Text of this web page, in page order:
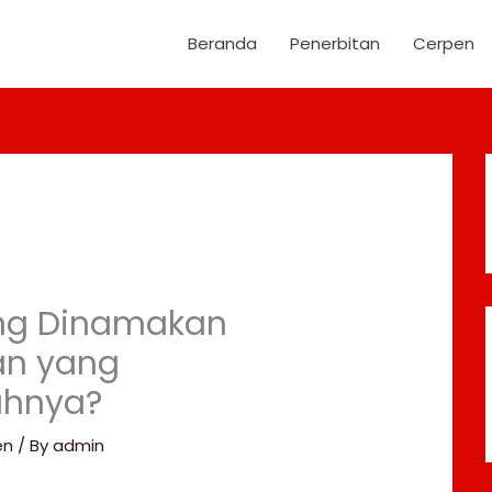
Beranda Penerbitan Cerpen
Dinamakan
yang
/ Byadmin